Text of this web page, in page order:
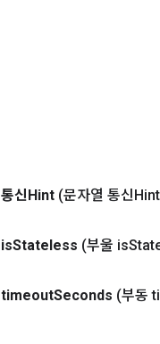
통신Hint (문자열 통신
isStateless (부울 is
timeoutSeconds (부동